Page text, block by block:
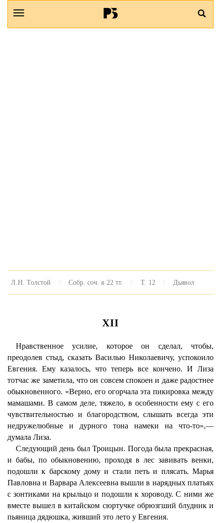
Л.Н. Толстой Собр. соч. в 22 тт. Т. 12 Дьявол
XII
Нравственное усилие, которое он сделал, чтобы,
преодолев стыд, сказать Василью Николаевичу, успокоило
Евгения. Ему казалось, что теперь все кончено. И Лиза
тотчас же заметила, что он совсем спокоен и даже радостнее
обыкновенного. «Верно, его огорчала эта пикировка между
мамашами. В самом деле, тяжело, в особенности ему с его
чувствительностью и благородством, слышать всегда эти
недружелюбные и дурного тона намеки на что-то»,—
думала Лиза.
Следующий день был Троицын. Погода была прекрасная,
и бабы, по обыкновению, проходя в лес завивать венки,
подошли к барскому дому и стали петь и плясать. Марья
Павловна и Варвара Алексеевна вышли в нарядных платьях
с зонтиками на крыльцо и подошли к хороводу. С ними же
вместе вышел в китайском сюртучке обрюзгший блудник и
пьяница дядюшка, живший это лето у Евгения.